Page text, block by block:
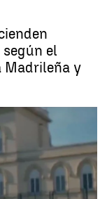
el
Madrileña y
| Antena 3 Noticias